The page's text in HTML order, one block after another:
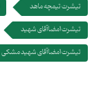
تیشرت تیمچه ماهد
تیشرت امضا آقای شهید
تیشرت امضا آقای شهید مشکی